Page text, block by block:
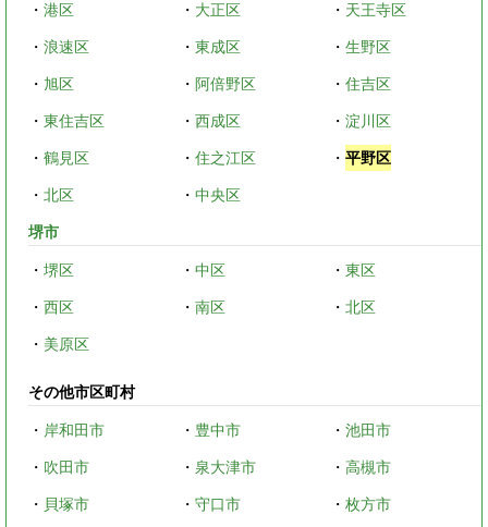
・ 港区 ・ 大正区 ・ 天王寺区
・ 浪速区 ・ 東成区 ・生野区
・ 旭区 ・ 阿倍野区 ・住吉区
・ 東住吉区 ・ 西成区 ・淀川区
・ 鶴見区 ・ 住之江区 ・平野区
・ 北区 ・ 中央区
堺市
・ 堺区 ・ 中区 ・東区
・ 西区 ・ 南区 ・北区
・ 美原区
その他市区町村
・ 岸和田市 ・ 豊中市 ・池田市
・ 吹田市 ・ 泉大津市 ・高槻市
・ 貝塚市 ・ 守口市 ・枚方市